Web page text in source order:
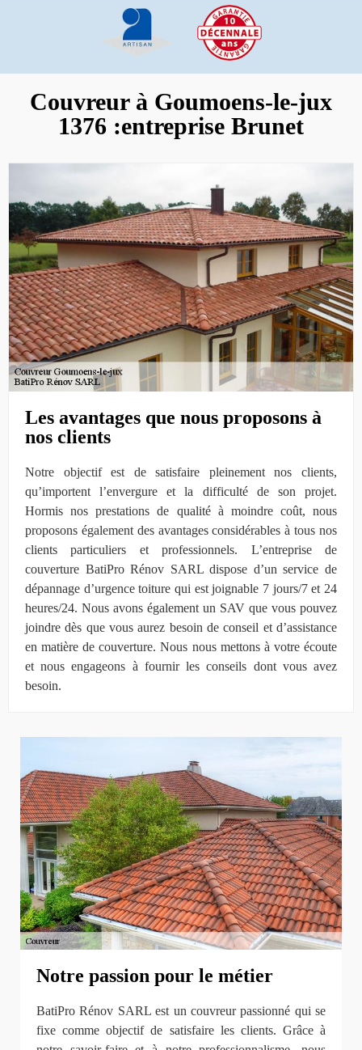
Couvreur à Goumoens-le-jux
1376 :entreprise Brunet
Les avantages que nous proposons à
nos clients
Notre objectif est de satisfaire pleinement nos clients,
qu’importent l’envergure et la difficulté de son projet.
Hormis nos prestations de qualité à moindre coût, nous
proposons également des avantages considérables à tous nos
clients particuliers et professionnels. L’entreprise de
couverture BatiPro Rénov SARL dispose d’un service de
dépannage d’urgence toiture qui est joignable 7 jours/7 et 24
heures/24. Nous avons également un SAV que vous pouvez
joindre dès que vous aurez besoin de conseil et d’assistance
en matière de couverture. Nous nous mettons à votre écoute
et nous engageons à fournir les conseils dont vous avez
besoin.
Notre passion pour le métier
BatiPro Rénov SARL est un couvreur passionné qui se
fixe comme objectif de satisfaire les clients. Grâce à